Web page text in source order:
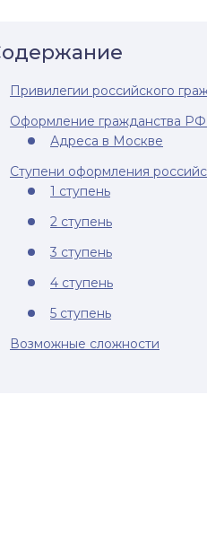
Привилегии российского
Оформление гражданства
Адреса в Москве
Ступени оформления
1 ступень
2 ступень
3 ступень
4 ступень
5 ступень
Возможные сложности